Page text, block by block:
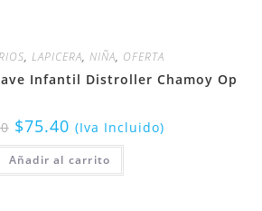
, LAPICERA, NIÑA, OFERTA
Infantil Distroller Chamoy Op
$75.40 (Iva Incluido)
Añadir al carrito